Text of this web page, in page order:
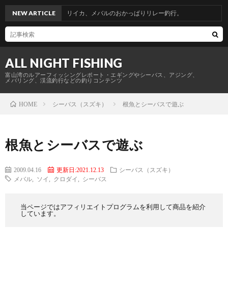
ALL NIGHT FISHING
富山湾のルアーフィッシングレポート・エギングやシーバス、アジング、
メバリング、渓流釣行などの釣りコンテンツ
NEW ARTICLE
青物からのヤリイカ、メバルのおかっぱりリレー釣行。
HOME シーバス（スズキ） 根魚とシーバスで遊ぶ
根魚とシーバスで遊ぶ
2009.04.16 更新日:2021.12.13
シーバス（スズキ）
メバル
ソイ クロダイ シーバス
当ページではアフィリエイトプログラムを利用して商品を紹介
しています。